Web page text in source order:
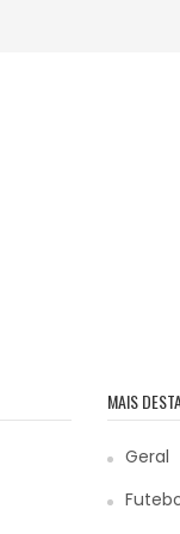
MAIS
Geral